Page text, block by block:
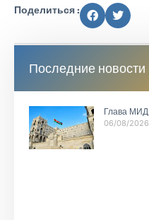
Поделиться :
Последние новости
Глава МИД
06/08/2026